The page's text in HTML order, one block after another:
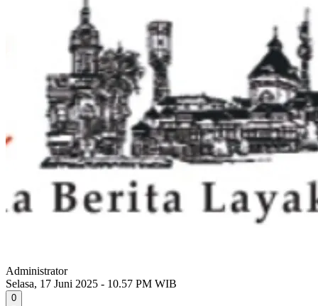
Administrator
Selasa, 17 Juni 2025 - 10.57 PM WIB
0